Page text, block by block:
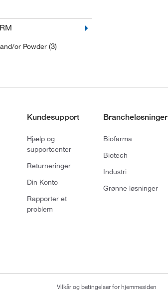
or Powder (3)
Kundesupport
Hjælp og
supportcenter
Returneringer
Din Konto
Rapporter et
problem
Brancheløsninger
Biofarma
Biotech
Industri
Grønne løsninger
Vilkår og betingelser for hjemmesiden